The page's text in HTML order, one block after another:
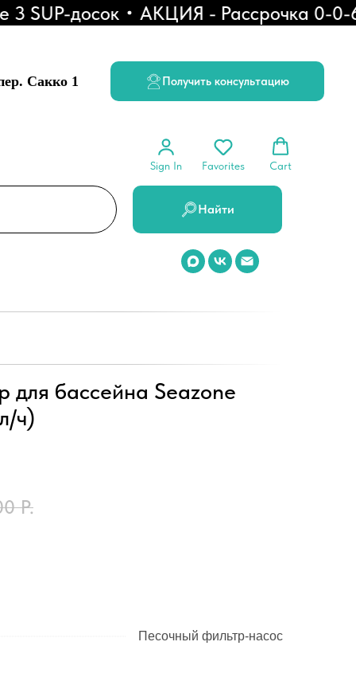
досок АКЦИЯ - Рассрочка 0-0-6
Сакко 1 Получить консультацию
Sign In Favorites Cart
Найти
для бассейна Seazone
ч)
Р.
Песочный фильтр-насос